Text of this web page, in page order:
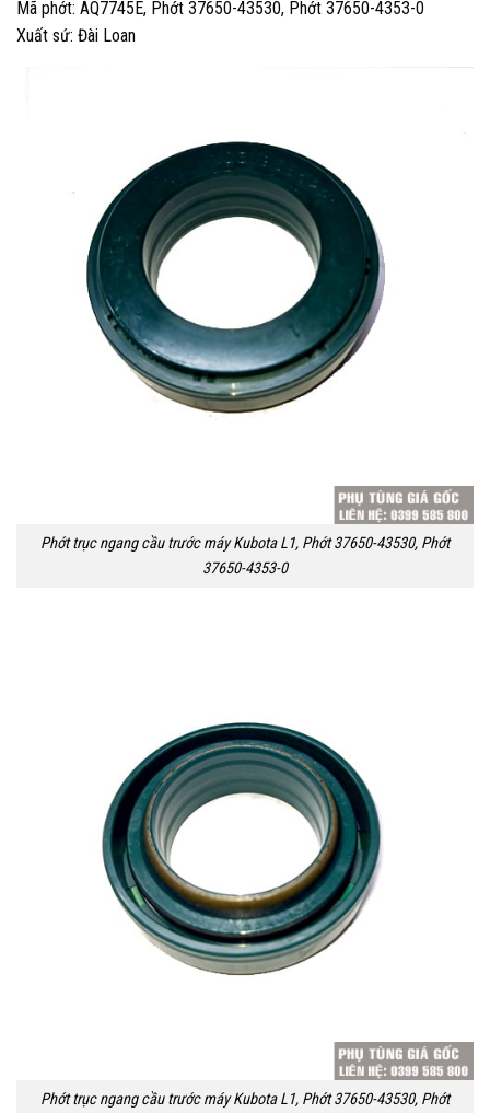
Mã phớt: AQ7745E, Phớt 37650-43530, Phớt 37650-4353-0
Xuất sứ: Đài Loan
Phớt trục ngang cầu trước máy Kubota L1, Phớt 37650-43530, Phớt
37650-4353-0
Phớt trục ngang cầu trước máy Kubota L1, Phớt 37650-43530, Phớt